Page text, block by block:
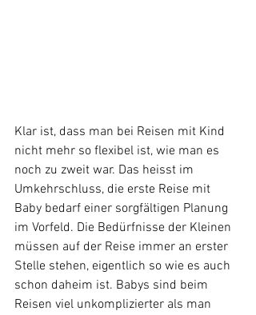
Klar ist, dass man bei Reisen mit Kind
nicht mehr so flexibel ist, wie man es
noch zu zweit war. Das heisst im
Umkehrschluss, die erste Reise mit
Baby bedarf einer sorgfältigen Planung
im Vorfeld. Die Bedürfnisse der Kleinen
müssen auf der Reise immer an erster
Stelle stehen, eigentlich so wie es auch
schon daheim ist. Babys sind beim
Reisen viel unkomplizierter als man